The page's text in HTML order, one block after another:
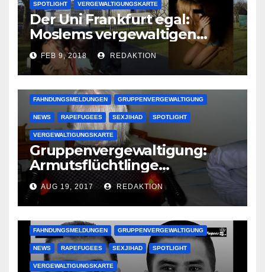
SPOTLIGHT VERGEWALTIGUNGSKARTE
Der Uni Frankfurt egal:
Moslems vergewaltigen
deutsche Studentinnen auf
Uni-Campus
FEB 9, 2018 REDAKTION
FAHNDUNGSMELDUNGEN GRUPPENVERGEWALTIGUNG
NEWS RAPEFUGEES SEXJIHAD SPOTLIGHT
VERGEWALTIGUNGSKARTE
Gruppenvergewaltigung:
Armutsflüchtlinge
vergewaltigen bettlägerige
Oma im Schlaf
krankenhausreif
AUG 19, 2017 REDAKTION
FAHNDUNGSMELDUNGEN GRUPPENVERGEWALTIGUNG
NEWS RAPEFUGEES SEXJIHAD SPOTLIGHT
VERGEWALTIGUNGSKARTE